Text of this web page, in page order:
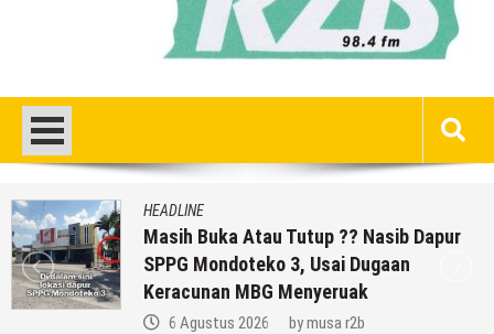
HEADLINE
Masih Buka Atau Tutup ?? Nasib Dapur
SPPG Mondoteko 3, Usai Dugaan
Keracunan MBG Menyeruak
6 Agustus 2026 bymusa r2b